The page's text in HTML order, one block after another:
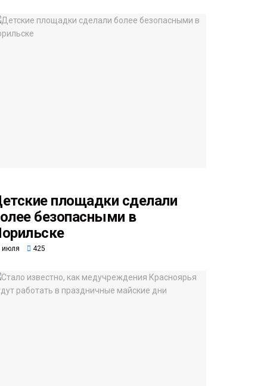
площадки сделали
безопасными в
июля 425